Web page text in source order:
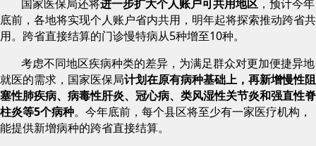
国家医保局还将进一步扩大个人账户可共用地区 ，预计今年
底前，各地将实现个人账户省内共用，明年起将探索推动跨省共
用。跨省直接结算的门诊慢特病从5种增至10种。
考虑不同地区疾病种类的差异，为满足群众对更加便捷异地
就医的需求，国家医保局计划在原有病种基础上，再新增慢性阻
塞性肺疾病、病毒性肝炎、冠心病、类风湿性关节炎和强直性脊
柱炎等5个病种。今年底前，每个县区将至少有一家医疗机构，
能提供新增病种的跨省直接结算。